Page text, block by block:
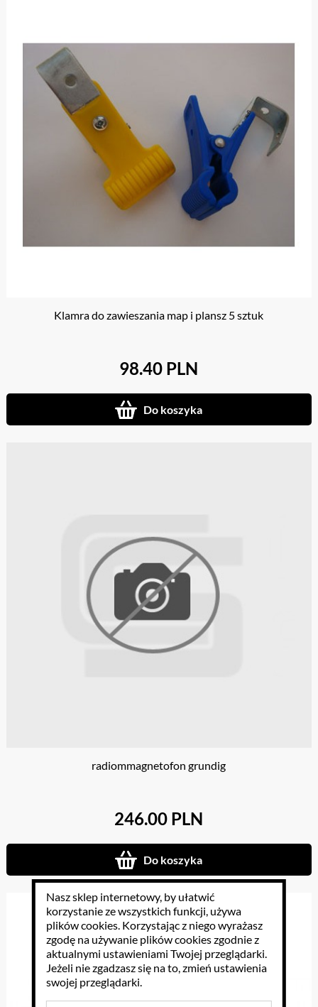
Klamra do zawieszania map i plansz 5 sztuk
98.40 PLN
Do koszyka
radiommagnetofon grundig
246.00 PLN
Do koszyka
Nasz sklep internetowy, by ułatwić
korzystanie ze wszystkich funkcji, używa
plików cookies. Korzystając z niego wyrażasz
zgodę na używanie plików cookies zgodnie z
aktualnymi ustawieniami Twojej przeglądarki.
Jeżeli nie zgadzasz się na to, zmień ustawienia
swojej przeglądarki.